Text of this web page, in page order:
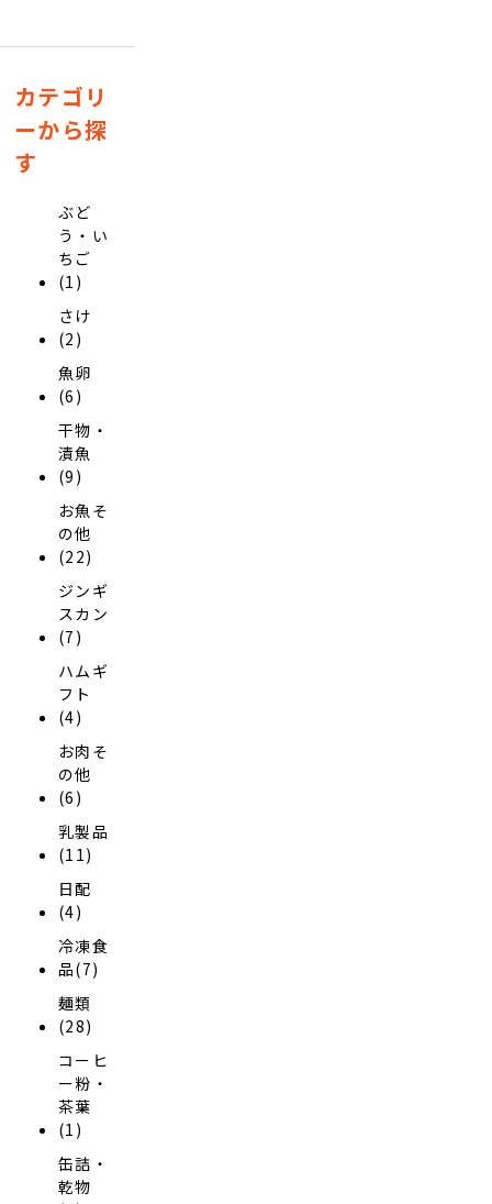
カテゴリ
ーから探
す
ぶど
う・い
ちご
(1)
さけ
(2)
魚卵
(6)
干物・
漬魚
(9)
お魚そ
の他
(22)
ジンギ
スカン
(7)
ハムギ
フト
(4)
お肉そ
の他
(6)
乳製品
(11)
日配
(4)
冷凍食
品(7)
麺類
(28)
コーヒ
ー粉・
茶葉
(1)
缶詰・
乾物